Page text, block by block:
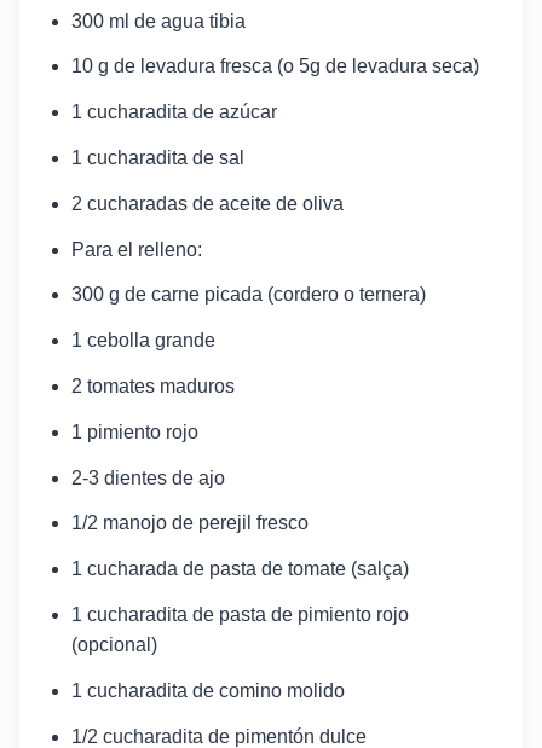
300 ml de agua tibia
10 g de levadura fresca (o 5g de levadura seca)
1 cucharadita de azúcar
1 cucharadita de sal
2 cucharadas de aceite de oliva
Para el relleno:
300 g de carne picada (cordero o ternera)
1 cebolla grande
2 tomates maduros
1 pimiento rojo
2-3 dientes de ajo
1/2 manojo de perejil fresco
1 cucharada de pasta de tomate (salça)
1 cucharadita de pasta de pimiento rojo
(opcional)
1 cucharadita de comino molido
1/2 cucharadita de pimentón dulce